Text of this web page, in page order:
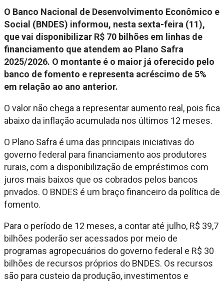
O Banco Nacional de Desenvolvimento Econômico e
Social (BNDES) informou, nesta sexta-feira (11),
que vai disponibilizar R$ 70 bilhões em linhas de
financiamento que atendem ao Plano Safra
2025/2026. O montante é o maior já oferecido pelo
banco de fomento e representa acréscimo de 5%
em relação ao ano anterior.
O valor não chega a representar aumento real, pois fica
abaixo da inflação acumulada nos últimos 12 meses.
O Plano Safra é uma das principais iniciativas do
governo federal para financiamento aos produtores
rurais, com a disponibilização de empréstimos com
juros mais baixos que os cobrados pelos bancos
privados. O BNDES é um braço financeiro da política de
fomento.
Para o período de 12 meses, a contar até julho, R$ 39,7
bilhões poderão ser acessados por meio de
programas agropecuários do governo federal e R$ 30
bilhões de recursos próprios do BNDES. Os recursos
são para custeio da produção, investimentos e